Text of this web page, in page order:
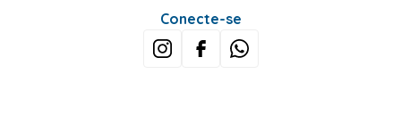
Conecte-se